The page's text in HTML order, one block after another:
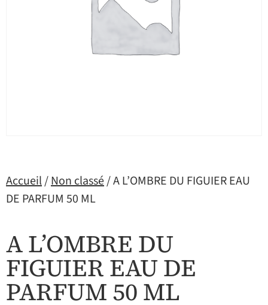
Accueil/Non classé/ A L’OMBRE DU FIGUIER EAU
DE PARFUM 50 ML
A L’OMBRE DU
FIGUIER EAU DE
PARFUM 50 ML